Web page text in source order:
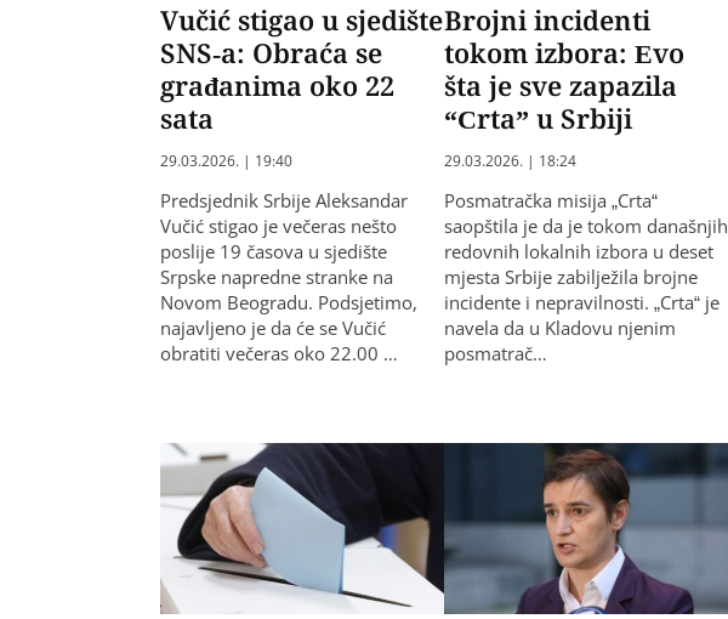
Vučić stigao u sjedište
SNS-a: Obraća se
građanima oko 22
sata
29.03.2026. | 19:40
Predsjednik Srbije Aleksandar
Vučić stigao je večeras nešto
poslije 19 časova u sjedište
Srpske napredne stranke na
Novom Beogradu. Podsjetimo,
najavljeno je da će se Vučić
obratiti večeras oko 22.00 …
Brojni incidenti
tokom izbora: Evo
šta je sve zapazila
“Crta” u Srbiji
29.03.2026. | 18:24
Posmatračka misija „Crta“
saopštila je da je tokom današnjih
redovnih lokalnih izbora u deset
mjesta Srbije zabilježila brojne
incidente i nepravilnosti. „Crta“ je
navela da u Kladovu njenim
posmatrač…